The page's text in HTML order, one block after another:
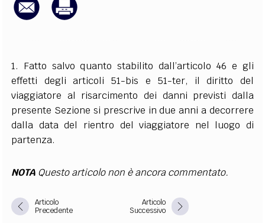
1. Fatto salvo quanto stabilito dall’articolo 46 e gli
effetti degli articoli 51-bis e 51-ter, il diritto del
viaggiatore al risarcimento dei danni previsti dalla
presente Sezione si prescrive in due anni a decorrere
dalla data del rientro del viaggiatore nel luogo di
partenza.
NOTA Questo articolo non è ancora commentato.
Articolo
Precedente
Articolo
Successivo